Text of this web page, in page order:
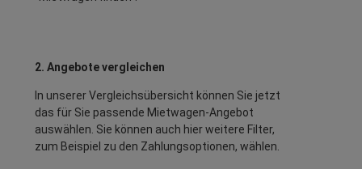
2. Angebote vergleichen
In unserer Vergleichsübersicht können Sie jetzt
das für Sie passende Mietwagen-Angebot
auswählen. Sie können auch hier weitere Filter,
zum Beispiel zu den Zahlungsoptionen, wählen.